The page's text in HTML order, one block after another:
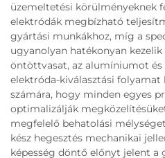
üzemeltetési körülményeknek
elektródák megbízható
gyártási munkákhoz, míg a
ugyanolyan hatékonyan
öntöttvasat, az alumíniumot és
elektróda-kiválasztási folyamat
számára, hogy minden egyes
optimalizálják
megfelelő behatolási
kész hegesztés mechanikai
képesség döntő előnyt jelent a